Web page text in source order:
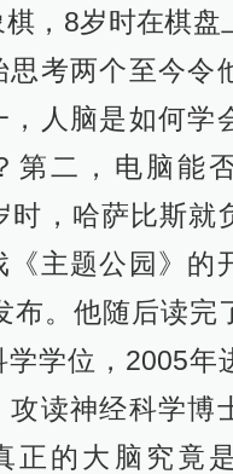
，8岁时在棋盘
思考两个至今令
，人脑是如何学
第二，电脑能
时，哈萨比斯就
《主题公园》的
布。他随后读完
学学位，2005年
攻读神经科学博
正的大脑究竟